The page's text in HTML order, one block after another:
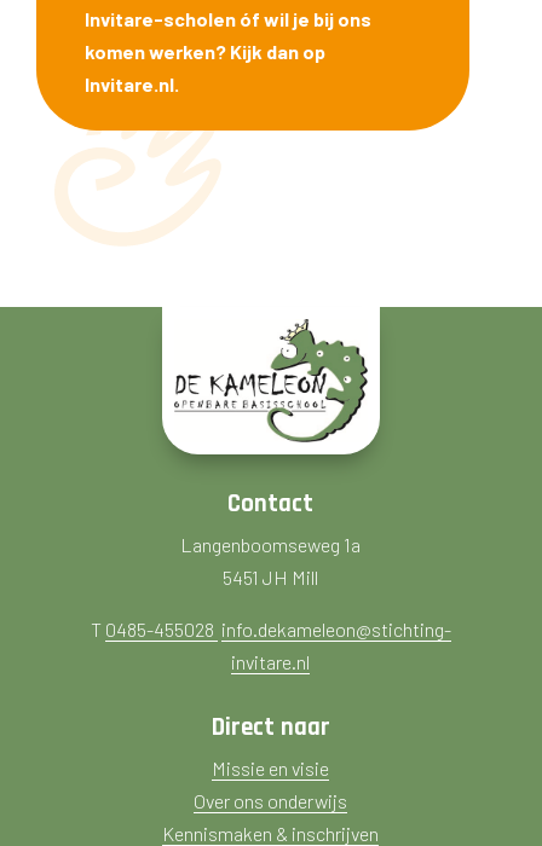
Invitare-scholen óf wil je bij ons
komen werken? Kijk dan op
Invitare.nl.
Contact
Langenboomseweg 1a
5451 JH Mill
T 0485-455028 info.dekameleon@stichting-
invitare.nl
Direct naar
Missie en visie
Over ons onderwijs
Kennismaken & inschrijven